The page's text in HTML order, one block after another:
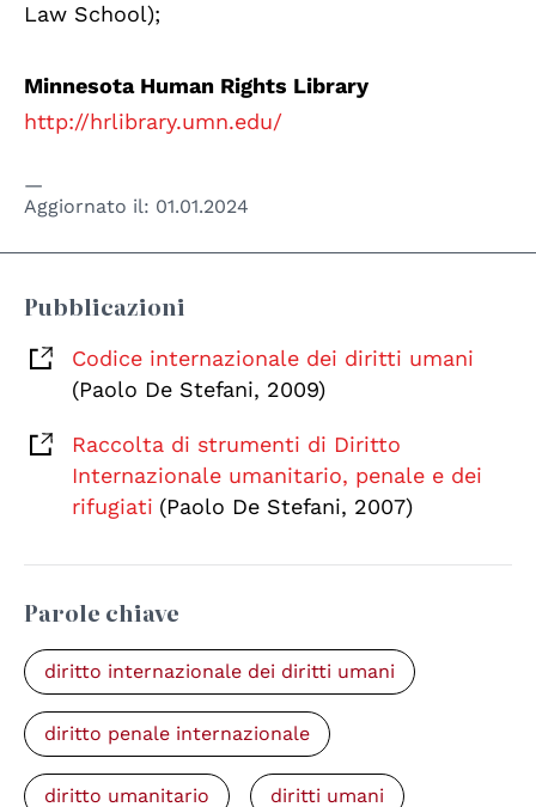
Law School);
Minnesota Human Rights Library
http://hrlibrary.umn.edu/
Aggiornato il: 01.01.2024
Pubblicazioni
Codice internazionale dei diritti umani
(Paolo De Stefani, 2009)
Raccolta di strumenti di Diritto
Internazionale umanitario, penale e dei
rifugiati (Paolo De Stefani, 2007)
Parole chiave
diritto internazionale dei diritti umani
diritto penale internazionale
diritto umanitario diritti umani